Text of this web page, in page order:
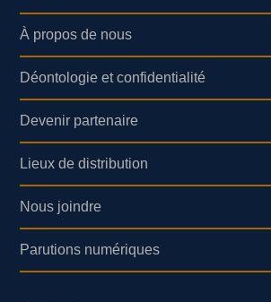
À propos de nous
Déontologie et confidentialité
Devenir partenaire
Lieux de distribution
Nous joindre
Parutions numériques